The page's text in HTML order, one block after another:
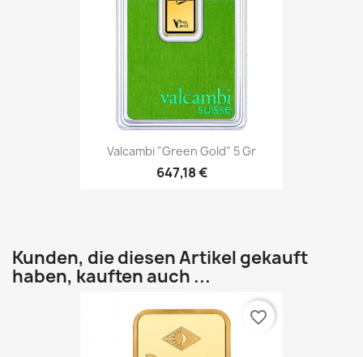
Valcambi "Green Gold" 5 Gr
647,18 €
Kunden, die diesen Artikel gekauft
haben, kauften auch ...
favorite_border